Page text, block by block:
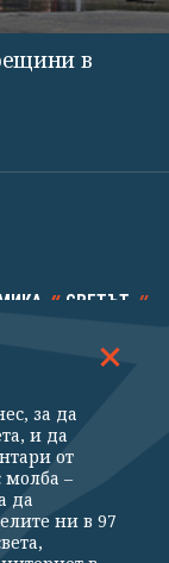
в
СВЕТЪТ
КАЛЕЙДОСКОП
за да
и да
от
молба –
да
ни в 97